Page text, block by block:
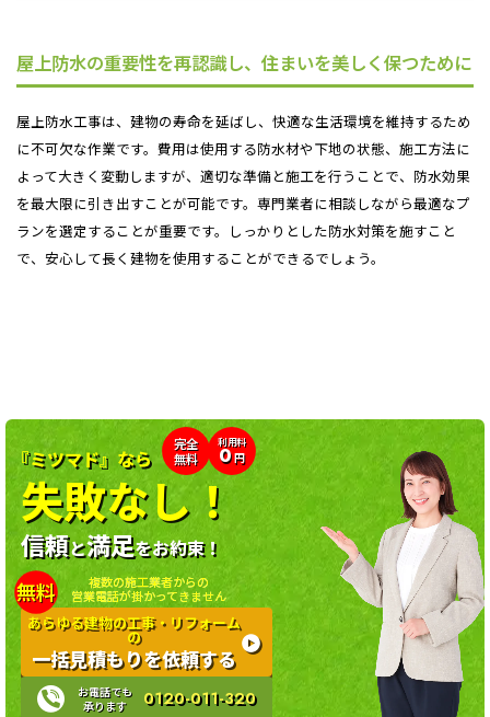
屋上防水の重要性を再認識し、住まいを美しく保つために
屋上防水工事は、建物の寿命を延ばし、快適な生活環境を維持するため
に不可欠な作業です。費用は使用する防水材や下地の状態、施工方法に
よって大きく変動しますが、適切な準備と施工を行うことで、防水効果
を最大限に引き出すことが可能です。専門業者に相談しながら最適なプ
ランを選定することが重要です。しっかりとした防水対策を施すこと
で、安心して長く建物を使用することができるでしょう。
完全
無料
利用料
0円
『ミツマド』なら
失敗なし！
信頼と満足をお約束！
無料
複数の施工業者からの
営業電話が掛かってきません
あらゆる建物の工事・リフォーム
の
一括見積もりを依頼する
お電話でも
承ります
0120-011-320